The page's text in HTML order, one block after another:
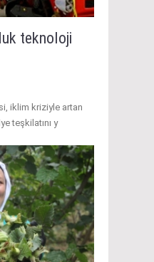
teknoloji
iklim kriziyle artan
teşkilatını y